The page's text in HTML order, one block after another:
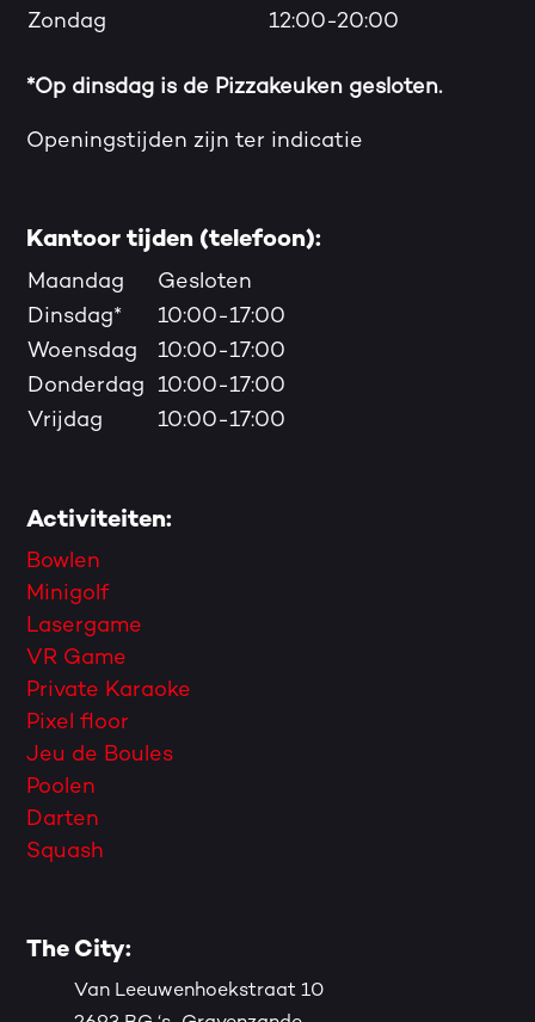
Zondag
12:00-20:00
*Op dinsdag is de Pizzakeuken gesloten.
Openingstijden zijn ter indicatie
Kantoor tijden (telefoon):
Maandag
Gesloten
Dinsdag*
10:00-17:00
Woensdag
10:00-17:00
Donderdag
10:00-17:00
Vrijdag
10:00-17:00
Activiteiten:
Bowlen
Minigolf
Lasergame
VR Game
Private Karaoke
Pixel floor
Jeu de Boules
Poolen
Darten
Squash
The City:
Van Leeuwenhoekstraat 10